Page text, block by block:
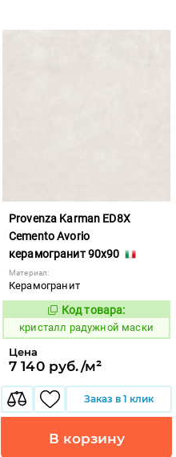
Provenza Karman ED8X
Cemento Avorio
керамогранит 90x90
Материал:
Керамогранит
822047
Код товара:
кристалл радужной маски
Цена
7 140 руб./м²
Заказ в 1 клик
В корзину